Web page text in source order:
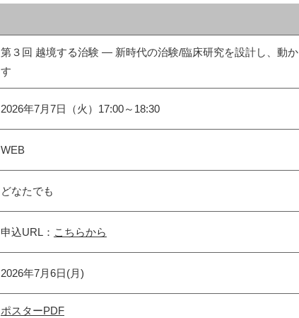
第３回 越境する治験 ― 新時代の治験/臨床研究を設計し、動か
す
2026年7月7日（火）17:00～18:30
WEB
どなたでも
申込URL： こちらから
2026年7月6日(月)
ポスターPDF